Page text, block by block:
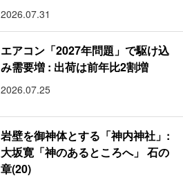
2026.07.31
エアコン「2027年問題」で駆け込
み需要増 : 出荷は前年比2割増
2026.07.25
岩壁を御神体とする「神内神社」:
大坂寛「神のあるところへ」 石の
章(20)